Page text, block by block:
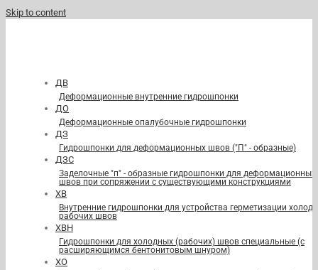
Skip to content
ДВ
Деформационные внутренние гидрошпонки
ДО
Деформационные опалубочные гидрошпонки
ДЗ
Гидрошпонки для деформационных швов ("П" - образные)
ДЗС
Заделочные "п" - образные гидрошпонки для деформационных
швов при сопряжении с существующими конструкциями
ХВ
Внутренние гидрошпонки для устройства герметизации
рабочих швов
ХВН
Гидрошпонки для холодных (рабочих) швов специальные (с
расширяющимся бентонитовым шнуром)
ХО